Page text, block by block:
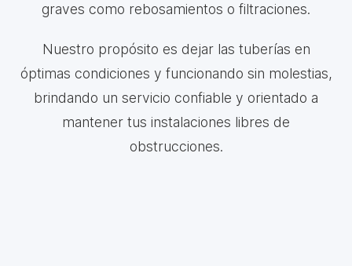
graves como rebosamientos o filtraciones.
Nuestro propósito es dejar las tuberías en
óptimas condiciones y funcionando sin molestias,
brindando un servicio confiable y orientado a
mantener tus instalaciones libres de
obstrucciones.